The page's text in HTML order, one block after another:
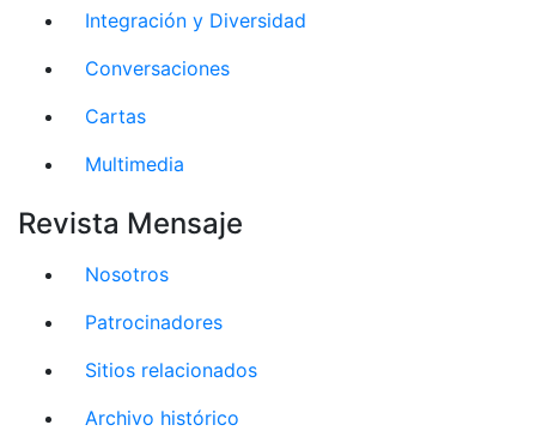
Integración y Diversidad
Conversaciones
Cartas
Multimedia
Revista Mensaje
Nosotros
Patrocinadores
Sitios relacionados
Archivo histórico